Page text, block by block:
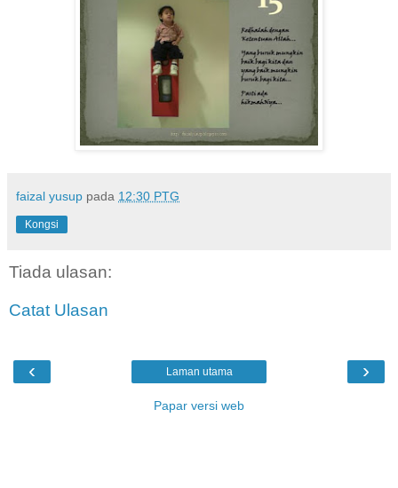
faizal yusup pada 12:30 PTG
Kongsi
Tiada ulasan:
Catat Ulasan
‹ ›
Laman utama
Papar versi web